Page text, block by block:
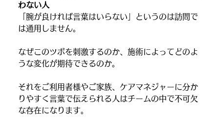
わない人
「腕が良ければ言葉はいらない」というのは訪問で
は通用しません。
なぜこのツボを刺激するのか、施術によってどのよ
うな変化が期待できるのか。
それをご利用者様やご家族、ケアマネジャーに分か
りやすく言葉で伝えられる人はチームの中で不可欠
な存在になります。